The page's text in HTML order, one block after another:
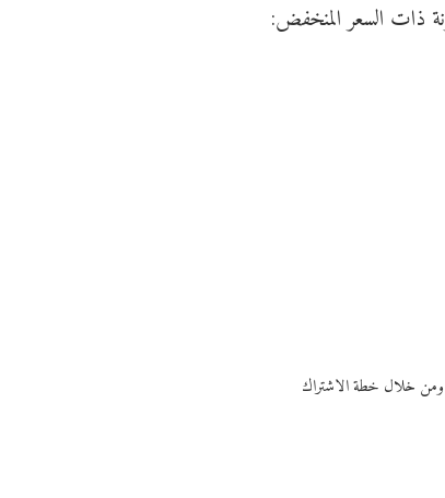
ومن خلال خطة الاشتراك